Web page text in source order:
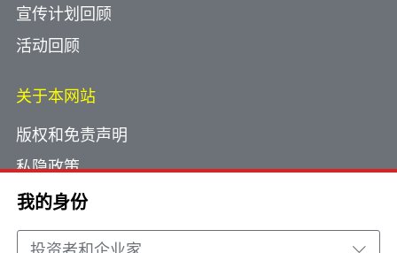
我的身份
宣传计划回顾
活动回顾
关于本网站
版权和免责声明
私隐政策
使用小型文字档案
网页指南